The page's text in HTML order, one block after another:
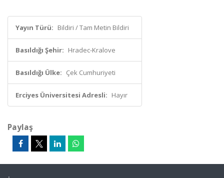
Yayın Türü: Bildiri / Tam Metin Bildiri
Basıldığı Şehir: Hradec-Kralove
Basıldığı Ülke: Çek Cumhuriyeti
Erciyes Üniversitesi Adresli: Hayır
Paylaş